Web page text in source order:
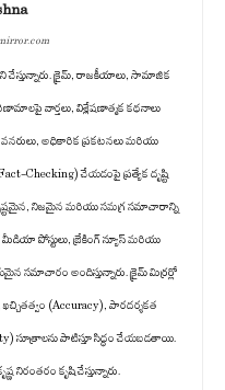
చేస్తున్నారు. క్రైమ్, రాజకీయాలు, సామాజిక
వార్తలు, విశ్లేషణాత్మక కథనాలు
వనరులు, అధికారిక ప్రకటనలు మరియు
Checking) చేయడంపై ప్రత్యేక దృష్టి
నిజమైన మరియు సమగ్ర సమాచారాన్ని
పోస్టులు, బ్రేకింగ్ న్యూస్ మరియు
సమాచారం అందిస్తున్నారు. క్రైమ్ మిర్రర్లో
ఖచ్చితత్వం (Accuracy), పారదర్శకత
సూత్రాలను పాటిస్తూ సిద్ధం చేయబడతాయి.
నిరంతరం కృషి చేస్తున్నారు.